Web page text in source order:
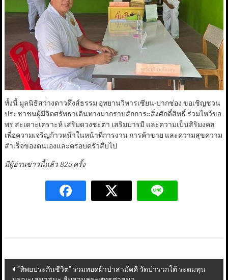
ทั้งนี้ มูลนิธิสว่างดาวดึงส์ธรรม อุทยานวิหารเซียน-ปากช่อง ขอเชิญชวน
ประชาชนผู้มีจิตศรัทธาเดินทางมากราบสักการะสิ่งศักดิ์สิทธิ์ ร่วมไหว้ขอ
พร สะเดาะเคราะห์ เสริมดวงชะตา เสริมบารมี และความเป็นสิริมงคล
เพื่อความเจริญก้าวหน้าในหน้าที่การงาน การค้าขาย และความสุขความ
สำเร็จของตนเองและครอบครัวสืบไป
มีผู้อ่านข่าวนี้แล้ว 825 ครั้ง
Post
“ทิพยประกันชีวิต” ร่วมทอดผ้าป่าสามัคคี วัดป่ารวกใต้ ระดมทุน